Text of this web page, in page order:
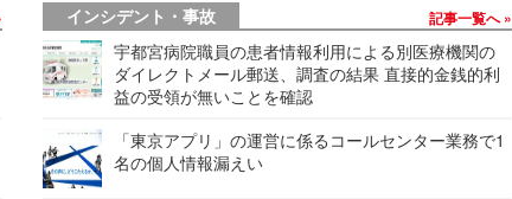
インシデント・事故 記事一覧へ
宇都宮病院職員の患者情報利用による別医療機関の
ダイレクトメール郵送、調査の結果 直接的金銭的利
益の受領が無いことを確認
「東京アプリ」の運営に係るコールセンター業務で1
名の個人情報漏えい